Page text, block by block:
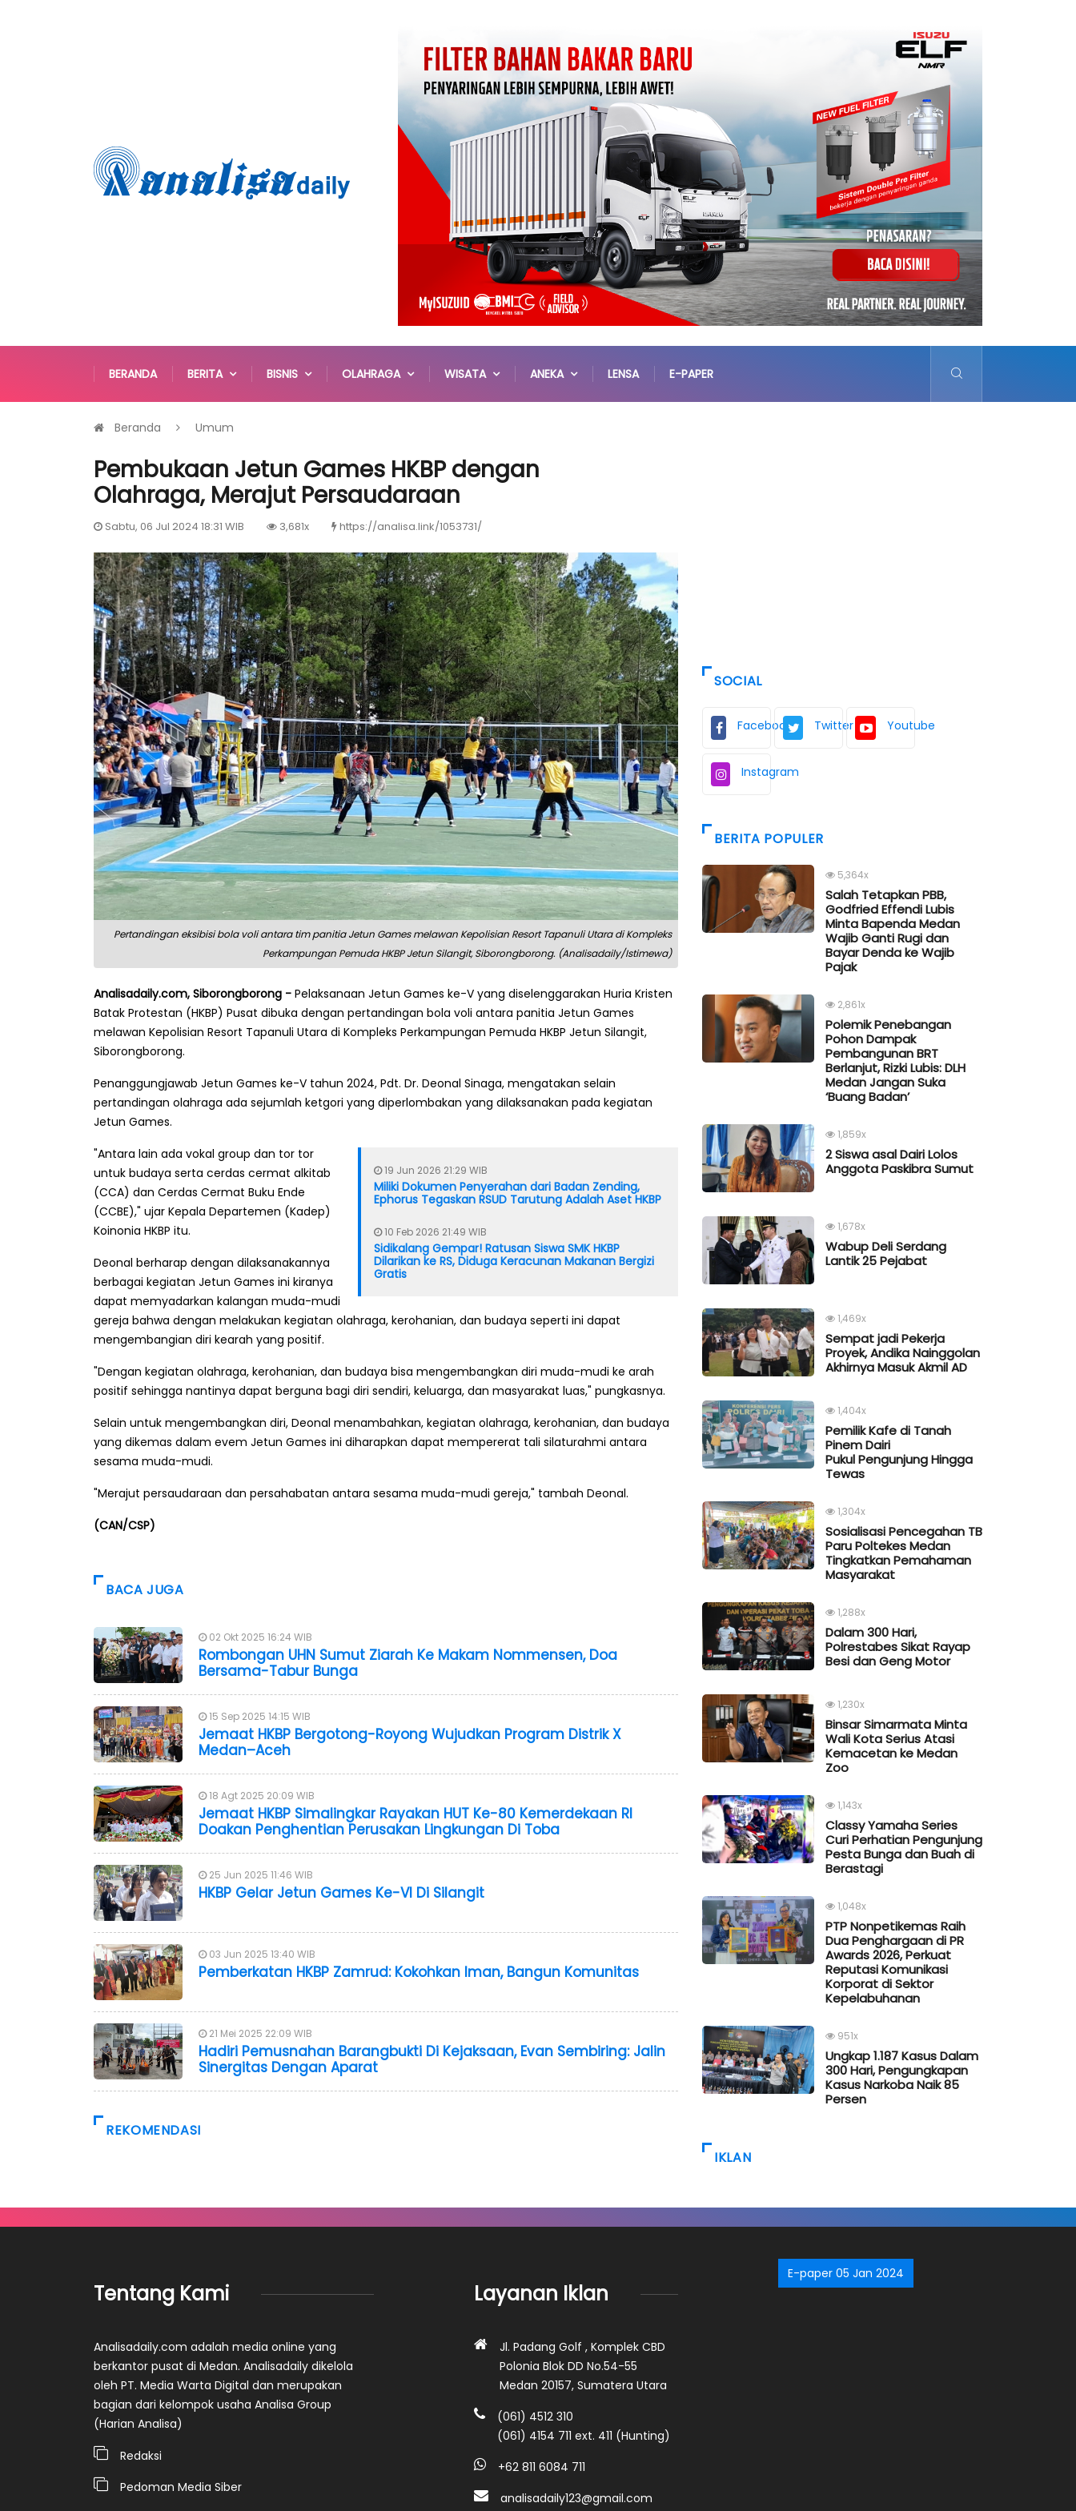
BERANDA BERITA BISNIS OLAHRAGA WISATA ANEKA LENSA E-PAPER
Beranda Umum
Pembukaan Jetun Games HKBP dengan
Olahraga, Merajut Persaudaraan
Sabtu, 06 Jul 2024 18:31 WIB 3,681x https://analisa.link/1053731/
Pertandingan eksibisi bola voli antara tim panitia Jetun Games melawan Kepolisian Resort Tapanuli Utara di Kompleks
Perkampungan Pemuda HKBP Jetun Silangit, Siborongborong. (Analisadaily/Istimewa)
Analisadaily.com, Siborongborong - Pelaksanaan Jetun Games ke-V yang diselenggarakan Huria Kristen
Batak Protestan (HKBP) Pusat dibuka dengan pertandingan bola voli antara panitia Jetun Games
melawan Kepolisian Resort Tapanuli Utara di Kompleks Perkampungan Pemuda HKBP Jetun Silangit,
Siborongborong.
Penanggungjawab Jetun Games ke-V tahun 2024, Pdt. Dr. Deonal Sinaga, mengatakan selain
pertandingan olahraga ada sejumlah ketgori yang diperlombakan yang dilaksanakan pada kegiatan
Jetun Games.
19 Jun 2026 21:29 WIB
Miliki Dokumen Penyerahan dari Badan Zending,
Ephorus Tegaskan RSUD Tarutung Adalah Aset HKBP
10 Feb 2026 21:49 WIB
Sidikalang Gempar! Ratusan Siswa SMK HKBP
Dilarikan ke RS, Diduga Keracunan Makanan Bergizi
Gratis
"Antara lain ada vokal group dan tor tor
untuk budaya serta cerdas cermat alkitab
(CCA) dan Cerdas Cermat Buku Ende
(CCBE)," ujar Kepala Departemen (Kadep)
Koinonia HKBP itu.
Deonal berharap dengan dilaksanakannya
berbagai kegiatan Jetun Games ini kiranya
dapat memyadarkan kalangan muda-mudi
gereja bahwa dengan melakukan kegiatan olahraga, kerohanian, dan budaya seperti ini dapat
mengembangian diri kearah yang positif.
"Dengan kegiatan olahraga, kerohanian, dan budaya bisa mengembangkan diri muda-mudi ke arah
positif sehingga nantinya dapat berguna bagi diri sendiri, keluarga, dan masyarakat luas," pungkasnya.
Selain untuk mengembangkan diri, Deonal menambahkan, kegiatan olahraga, kerohanian, dan budaya
yang dikemas dalam evem Jetun Games ini diharapkan dapat mempererat tali silaturahmi antara
sesama muda-mudi.
"Merajut persaudaraan dan persahabatan antara sesama muda-mudi gereja," tambah Deonal.
(CAN/CSP)
BACA JUGA
02 Okt 2025 16:24 WIB
Rombongan UHN Sumut Ziarah Ke Makam Nommensen, Doa
Bersama-Tabur Bunga
15 Sep 2025 14:15 WIB
Jemaat HKBP Bergotong-Royong Wujudkan Program Distrik X
Medan–Aceh
18 Agt 2025 20:09 WIB
Jemaat HKBP Simalingkar Rayakan HUT Ke-80 Kemerdekaan RI
Doakan Penghentian Perusakan Lingkungan Di Toba
25 Jun 2025 11:46 WIB
HKBP Gelar Jetun Games Ke-VI Di Silangit
03 Jun 2025 13:40 WIB
Pemberkatan HKBP Zamrud: Kokohkan Iman, Bangun Komunitas
21 Mei 2025 22:09 WIB
Hadiri Pemusnahan Barangbukti Di Kejaksaan, Evan Sembiring: Jalin
Sinergitas Dengan Aparat
REKOMENDASI
SOCIAL
Facebook Twitter Youtube
Instagram
BERITA POPULER
5,364x
Salah Tetapkan PBB,
Godfried Effendi Lubis
Minta Bapenda Medan
Wajib Ganti Rugi dan
Bayar Denda ke Wajib
Pajak
2,861x
Polemik Penebangan
Pohon Dampak
Pembangunan BRT
Berlanjut, Rizki Lubis: DLH
Medan Jangan Suka
‘Buang Badan’
1,859x
2 Siswa asal Dairi Lolos
Anggota Paskibra Sumut
1,678x
Wabup Deli Serdang
Lantik 25 Pejabat
1,469x
Sempat jadi Pekerja
Proyek, Andika Nainggolan
Akhirnya Masuk Akmil AD
1,404x
Pemilik Kafe di Tanah
Pinem Dairi
Pukul Pengunjung Hingga
Tewas
1,304x
Sosialisasi Pencegahan TB
Paru Poltekes Medan
Tingkatkan Pemahaman
Masyarakat
1,288x
Dalam 300 Hari,
Polrestabes Sikat Rayap
Besi dan Geng Motor
1,230x
Binsar Simarmata Minta
Wali Kota Serius Atasi
Kemacetan ke Medan
Zoo
1,143x
Classy Yamaha Series
Curi Perhatian Pengunjung
Pesta Bunga dan Buah di
Berastagi
1,048x
PTP Nonpetikemas Raih
Dua Penghargaan di PR
Awards 2026, Perkuat
Reputasi Komunikasi
Korporat di Sektor
Kepelabuhanan
951x
Ungkap 1.187 Kasus Dalam
300 Hari, Pengungkapan
Kasus Narkoba Naik 85
Persen
IKLAN
Tentang Kami
Analisadaily.com adalah media online yang
berkantor pusat di Medan. Analisadaily dikelola
oleh PT. Media Warta Digital dan merupakan
bagian dari kelompok usaha Analisa Group
(Harian Analisa)
Redaksi
Pedoman Media Siber
Layanan Iklan
Jl. Padang Golf , Komplek CBD
Polonia Blok DD No.54-55
Medan 20157, Sumatera Utara
(061) 4512 310
(061) 4154 711 ext. 411 (Hunting)
+62 811 6084 711
analisadaily123@gmail.com
E-paper 05 Jan 2024